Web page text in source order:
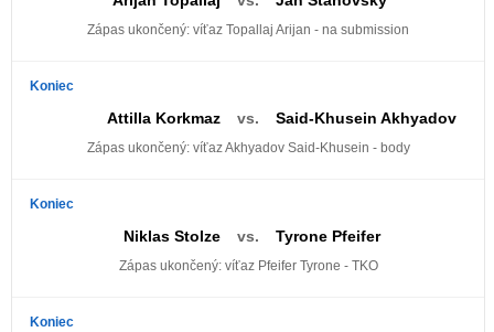
Zápas ukončený: víťaz Topallaj Arijan - na submission
Koniec
Attilla Korkmaz vs. Said-Khusein Akhyadov
Zápas ukončený: víťaz Akhyadov Said-Khusein - body
Koniec
Niklas Stolze vs. Tyrone Pfeifer
Zápas ukončený: víťaz Pfeifer Tyrone - TKO
Koniec